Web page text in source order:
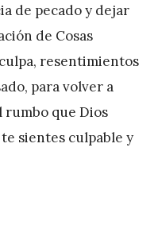
de pecado y dejar
de Cosas
resentimientos
para volver a
rumbo que Dios
sientes culpable y